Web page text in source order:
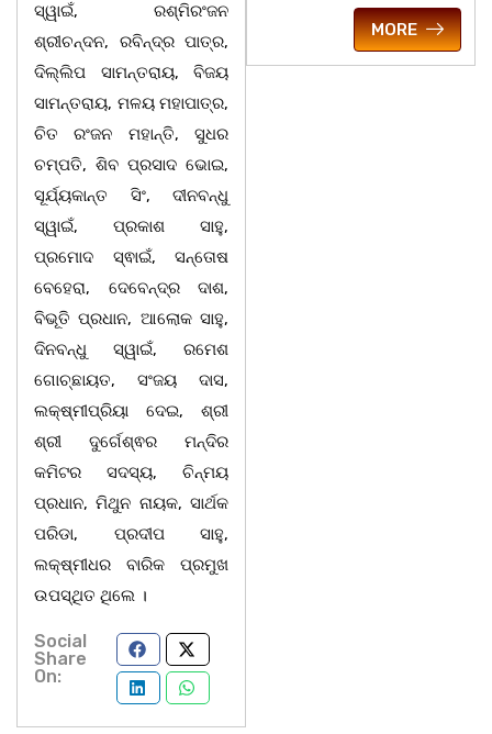
ସ୍ୱାଇଁ, ରଶ୍ମିରଂଜନ
ଶ୍ରୀଚନ୍ଦନ, ରବିନ୍ଦ୍ର ପାତ୍ର,
ଦିଲ୍ଲିପ ସାମନ୍ତରାୟ, ବିଜୟ
ସାମନ୍ତରାୟ, ମଳୟ ମହାପାତ୍ର,
ଚିତ ରଂଜନ ମହାନ୍ତି, ସୁଧର
ଚମ୍ପତି, ଶିବ ପ୍ରସାଦ ଭୋଇ,
ସୂର୍ଯ୍ୟକାନ୍ତ ସିଂ, ଦୀନବନ୍ଧୁ
ସ୍ୱାଇଁ, ପ୍ରକାଶ ସାହୁ,
ପ୍ରମୋଦ ସ୍ଵାଇଁ, ସନ୍ତୋଷ
ବେହେରା, ଦେବେନ୍ଦ୍ର ଦାଶ,
ବିଭୂତି ପ୍ରଧାନ, ଆଲୋକ ସାହୁ,
ଦିନବନ୍ଧୁ ସ୍ୱାଇଁ, ରମେଶ
ଗୋଚ୍ଛାୟତ, ସଂଜୟ ଦାସ,
ଲକ୍ଷ୍ମୀପ୍ରିୟା ଦେଇ, ଶ୍ରୀ
ଶ୍ରୀ ଦୁର୍ଗେଶ୍ଵର ମନ୍ଦିର
କମିଟର ସଦସ୍ୟ, ଚିନ୍ମୟ
ପ୍ରଧାନ, ମିଥୁନ ନାୟକ, ସାର୍ଥକ
ପରିଡା, ପ୍ରଦୀପ ସାହୁ,
ଲକ୍ଷ୍ମୀଧର ବାରିକ ପ୍ରମୁଖ
ଉପସ୍ଥିତ ଥିଲେ ।
Social
Share
On:
MORE